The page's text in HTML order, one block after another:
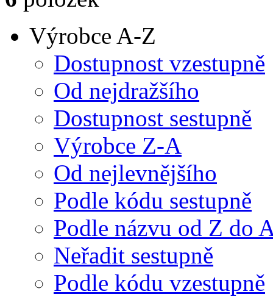
Výrobce A-Z
Dostupnost vzestupně
Od nejdražšího
Dostupnost sestupně
Výrobce Z-A
Od nejlevnějšího
Podle kódu sestupně
Podle názvu od Z do
Neřadit sestupně
Podle kódu vzestupně